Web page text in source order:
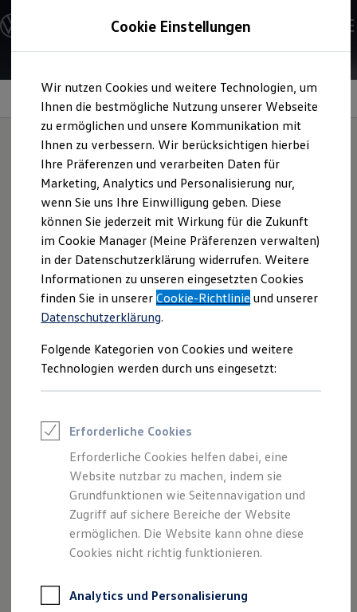
Hauptinhalt
springen
Footer
springen
Modelle und Konfigurator
Konfigurator
Modelle vergleichen
Elektroautos
ENERGY Sondermodelle
Nutzfahrzeuge
SUV und CUV
Familienautos
Kombis
Kompaktwagen
Sportwagen
Schnell verfügbare Fahrzeuge
Angebote und Produkte
Aktuelle Angebote
E-Auto-Förderung
Volkswagen Marktplatz
Die ENERGY Sondermodelle
Junge Gebrauchtwagen und Gebrauchtwagen
Volkswagen Zertifizierte Gebrauchtwagen
Elektromobilität bei Gebrauchtwagen
Saisonangebote
Reifenpakete
Leasing
Leasing-Angebote
Elektroauto Leasing
Kleinwagen-Leasing
Leasing ohne Anzahlung
Finanzierung
Autokredit mit Schlussrate
Versicherungen und Garantien
Kfz-Versicherung
Restschuldversicherungen
Garantien
Professional Class bei Volkswagen
Information
Bremsflüssigkeit
OriginalBremsflüssigkeit arbeitet auch bei sehr hohen
und niedrigen Temperaturen. Sie wurde speziell für das
Bremssystem Ihres Volkswagenentwickelt und setzt sogar
ihren eigenen Standard: die VW-Norm 50114.
Ihre Vorteile
Materialschonend:
Ist sanft zu Gummidichtungen, kann Feuchtigkeit
Betriebsbereit auch bei Temperaturen von bis zu
-40 °C.
Cookie Einstellungen
Wir nutzen Cookies und weitere Technologien, um
Ihnen die bestmögliche Nutzung unserer Webseite
zu ermöglichen und unsere Kommunikation mit
Ihnen zu verbessern. Wir berücksichtigen hierbei
Ihre Präferenzen und verarbeiten Daten für
Marketing, Analytics und Personalisierung nur,
wenn Sie uns Ihre Einwilligung geben. Diese
können Sie jederzeit mit Wirkung für die Zukunft
im Cookie Manager (Meine Präferenzen verwalten)
in der Datenschutzerklärung widerrufen. Weitere
Informationen zu unseren eingesetzten Cookies
finden Sie in unsererCookie-Richtlinie und unserer
Datenschutzerklärung.
Folgende Kategorien von Cookies und weitere
Technologien werden durch uns eingesetzt:
Erforderliche Cookies
Erforderliche Cookies helfen dabei, eine
Website nutzbar zu machen, indem sie
Grundfunktionen wie Seitennavigation und
Zugriff auf sichere Bereiche der Website
ermöglichen. Die Website kann ohne diese
Cookies nicht richtig funktionieren.
Analytics und Personalisierung